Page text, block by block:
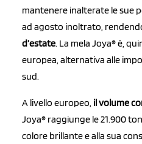
mantenere inalterate le sue
ad agosto inoltrato,
d’estate. La mela Joya® è,
europea, alternativa alle
sud.
A livello europeo, il volume
Joya® raggiunge le 21.900
colore brillante e alla sua